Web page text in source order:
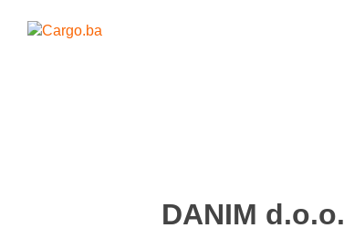
DANIM d.o.o.